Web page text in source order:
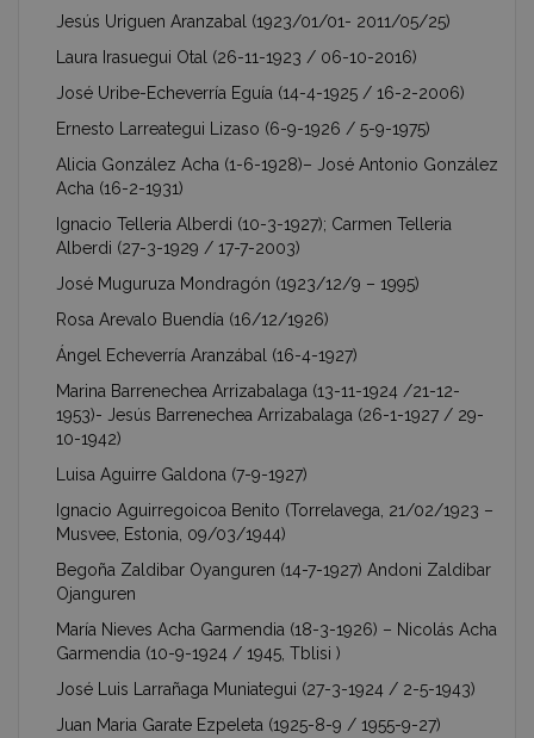
Jesús Uriguen Aranzabal (1923/01/01- 2011/05/25)
Laura Irasuegui Otal (26-11-1923 / 06-10-2016)
José Uribe-Echeverría Eguía (14-4-1925 / 16-2-2006)
Ernesto Larreategui Lizaso (6-9-1926 / 5-9-1975)
Alicia González Acha (1-6-1928)– José Antonio González
Acha (16-2-1931)
Ignacio Telleria Alberdi (10-3-1927); Carmen Telleria
Alberdi (27-3-1929 / 17-7-2003)
José Muguruza Mondragón (1923/12/9 – 1995)
Rosa Arevalo Buendía (16/12/1926)
Ángel Echeverría Aranzábal (16-4-1927)
Marina Barrenechea Arrizabalaga (13-11-1924 /21-12-
1953)- Jesús Barrenechea Arrizabalaga (26-1-1927 / 29-
10-1942)
Luisa Aguirre Galdona (7-9-1927)
Ignacio Aguirregoicoa Benito (Torrelavega, 21/02/1923 –
Musvee, Estonia, 09/03/1944)
Begoña Zaldibar Oyanguren (14-7-1927) Andoni Zaldibar
Ojanguren
María Nieves Acha Garmendia (18-3-1926) – Nicolás Acha
Garmendia (10-9-1924 / 1945, Tblisi )
José Luis Larrañaga Muniategui (27-3-1924 / 2-5-1943)
Juan Maria Garate Ezpeleta (1925-8-9 / 1955-9-27)